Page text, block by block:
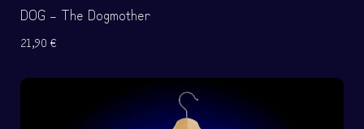
DOG – The Dogmother
21,90 €